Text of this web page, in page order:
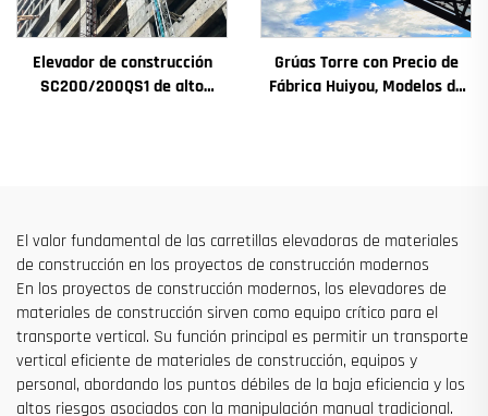
Elevador de construcción
SC200/200QS1 de alto
Grúas Torre con Precio de
Fábrica Huiyou, Modelos de
El valor fundamental de las carretillas elevadoras de materiales
de construcción en los proyectos de construcción modernos
En los proyectos de construcción modernos, los elevadores de
materiales de construcción sirven como equipo crítico para el
transporte vertical. Su función principal es permitir un transporte
vertical eficiente de materiales de construcción, equipos y
personal, abordando los puntos débiles de la baja eficiencia y los
altos riesgos asociados con la manipulación manual tradicional.